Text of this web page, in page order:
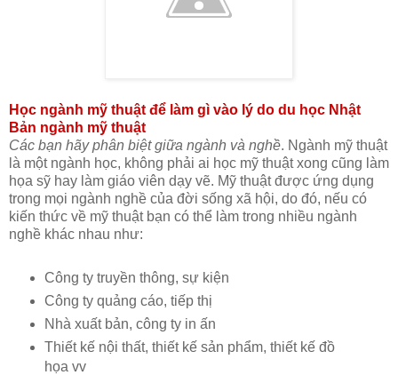
Học ngành mỹ thuật để làm gì vào lý do du học Nhật
Bản ngành mỹ thuật
Các bạn hãy phân biệt giữa ngành và nghề. Ngành mỹ thuật
là một ngành học, không phải ai học mỹ thuật xong cũng làm
họa sỹ hay làm giáo viên dạy vẽ. Mỹ thuật được ứng dụng
trong mọi ngành nghề của đời sống xã hội, do đó, nếu có
kiến thức về mỹ thuật bạn có thể làm trong nhiều ngành
nghề khác nhau như:
Công ty truyền thông, sự kiện
Công ty quảng cáo, tiếp thị
Nhà xuất bản, công ty in ấn
Thiết kế nội thất, thiết kế sản phẩm, thiết kế đồ
họa vv